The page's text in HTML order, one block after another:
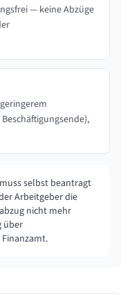
— keine Abzüge
selbst beantragt
Arbeitgeber die
nicht mehr
über